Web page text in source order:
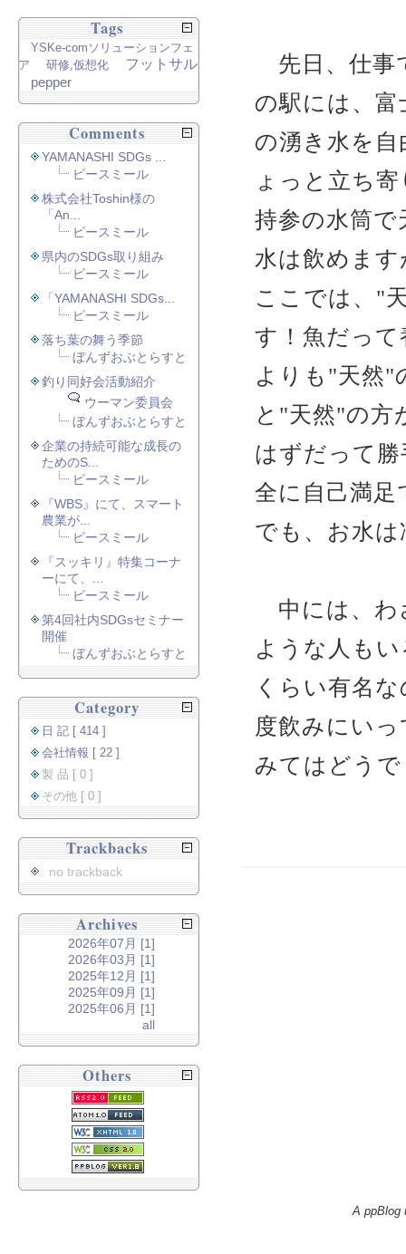
先日、仕事
の駅には、富
の湧き水を
ょっと立ち寄
持参の水筒
水は飲めます
ここでは、"
す！魚だって
よりも"天然"
と"天然"の方
はずだって
全に自己満足
でも、お水
中には、わ
ような人もい
くらい有名
度飲みにいっ
みてはどう
Tags
YSKe-comソリューションフェ
ア
研修,仮想化
フットサル
pepper
Comments
YAMANASHI SDGs ...
ピースミール
株式会社Toshin様の
「An...
ピースミール
県内のSDGs取り組み
ピースミール
「YAMANASHI SDGs...
ピースミール
落ち葉の舞う季節
ぼんずおぶとらすと
釣り同好会活動紹介
ウーマン委員会
ぼんずおぶとらすと
企業の持続可能な成長の
ためのS...
ピースミール
『WBS』にて、スマート
農業が...
ピースミール
『スッキリ』特集コーナ
ーにて、...
ピースミール
第4回社内SDGsセミナー
開催
ぼんずおぶとらすと
Category
日 記 [ 414 ]
会社情報 [ 22 ]
製 品 [ 0 ]
その他 [ 0 ]
Trackbacks
no trackback
Archives
2026年07月 [1]
2026年03月 [1]
2025年12月 [1]
2025年09月 [1]
2025年06月 [1]
all
Others
A ppBlog